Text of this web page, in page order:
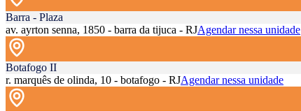
Barra - Plaza
av. ayrton senna, 1850 - barra da tijuca - RJAgendar nessa unidade
Botafogo II
r. marquês de olinda, 10 - botafogo - RJAgendar nessa unidade